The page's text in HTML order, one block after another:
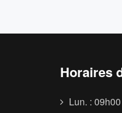
Horaires
Lun. :